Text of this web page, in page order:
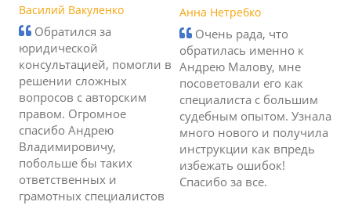
Василий Вакуленко
Обратился за
юридической
консультацией, помогли в
решении сложных
вопросов с авторским
правом. Огромное
спасибо Андрею
Владимировичу,
побольше бы таких
ответственных и
грамотных специалистов
Анна Нетребко
Очень рада, что
обратилась именно к
Андрею Малову, мне
посоветовали его как
специалиста с большим
судебным опытом. Узнала
много нового и получила
инструкции как впредь
избежать ошибок!
Спасибо за все.